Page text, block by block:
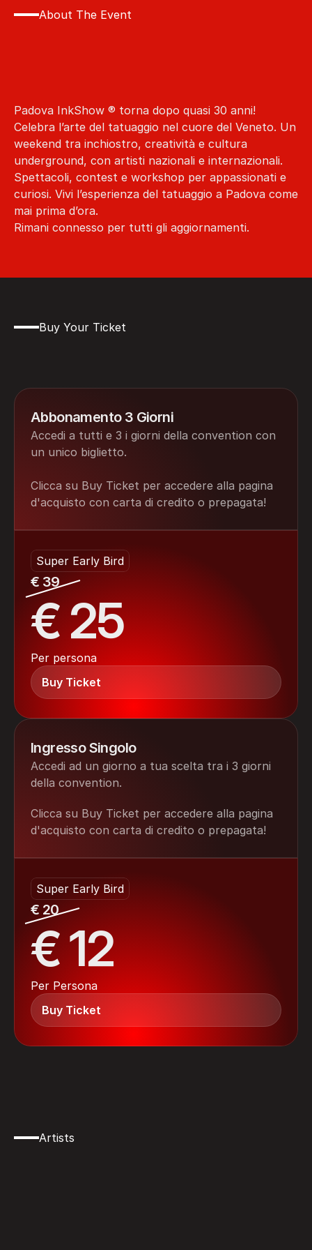
About The Event
Padova InkShow ® torna dopo quasi 30 anni!
Celebra l’arte del tatuaggio nel cuore del Veneto. Un
weekend tra inchiostro, creatività e cultura
underground, con artisti nazionali e internazionali.
Spettacoli, contest e workshop per appassionati e
curiosi. Vivi l’esperienza del tatuaggio a Padova come
mai prima d’ora.
Rimani connesso per tutti gli aggiornamenti.
Buy Your Ticket
PadovaInkShow!
Abbonamento 3 Giorni
Accedi a tutti e 3 i giorni della convention con
un unico biglietto.
Clicca su Buy Ticket per accedere alla pagina
d'acquisto con carta di credito o prepagata!
Super Early Bird
€ 39
€ 25
Per persona
Buy Ticket
Ingresso Singolo
Accedi ad un giorno a tua scelta tra i 3 giorni
della convention.
Clicca su Buy Ticket per accedere alla pagina
d'acquisto con carta di credito o prepagata!
Super Early Bird
€ 20
€ 12
Per Persona
Buy Ticket
Artists